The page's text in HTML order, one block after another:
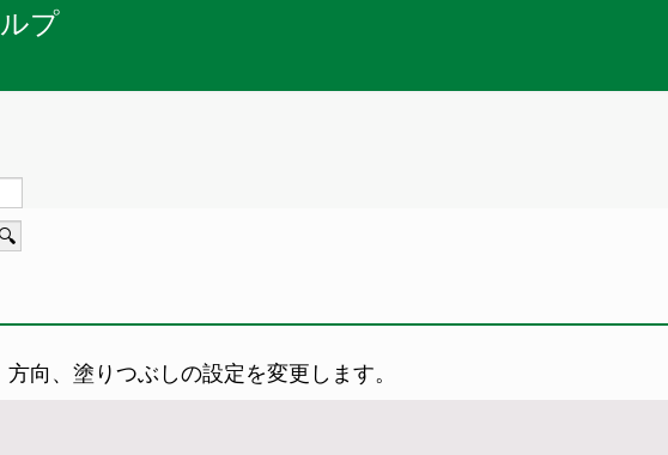
プ
向、塗りつぶしの設定を変更します。